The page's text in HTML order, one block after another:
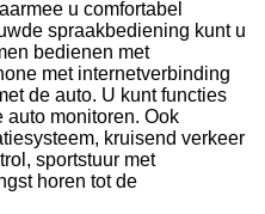
u comfortabel
spraakbediening kunt u
bedienen met
met internetverbinding
de auto. U kunt functies
auto monitoren. Ook
kruisend verkeer
sportstuur met
horen tot de